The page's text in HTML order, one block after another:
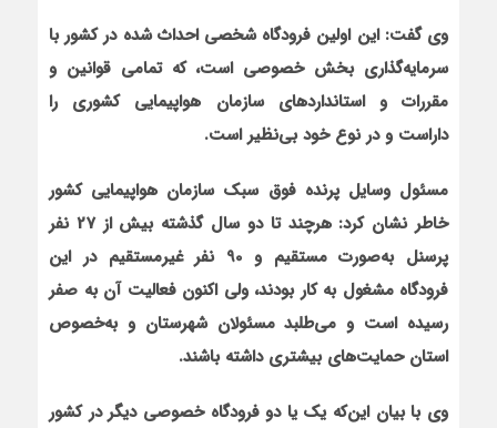
وی گفت: این اولین فرودگاه شخصی احداث شده در کشور با
سرمایه‌گذاری بخش خصوصی است، که تمامی قوانین و
مقررات و استانداردهای سازمان هواپیمایی کشوری را
داراست و در نوع خود بی‌نظیر است.
مسئول وسایل پرنده فوق سبک سازمان هواپیمایی کشور
خاطر نشان کرد: هرچند تا دو سال گذشته بیش از 27 نفر
پرسنل به‌صورت مستقیم و 90 نفر غیرمستقیم در این
فرودگاه مشغول به کار بودند، ولی اکنون فعالیت آن به صفر
رسیده است و می‌طلبد مسئولان شهرستان و به‌خصوص
استان حمایت‌های بیشتری داشته باشند.
وی با بیان این‌که یک یا دو فرودگاه خصوصی دیگر در کشور